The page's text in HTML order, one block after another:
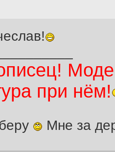
при нём!
Мне за